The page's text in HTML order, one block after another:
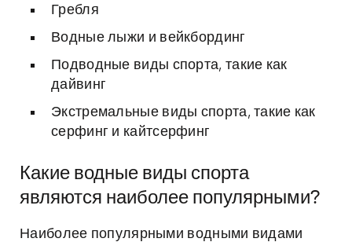
Гребля
Водные лыжи и вейкбординг
Подводные виды спорта, такие как
дайвинг
Экстремальные виды спорта, такие как
серфинг и кайтсерфинг
Какие водные виды спорта
являются наиболее популярными?
Наиболее популярными водными видами